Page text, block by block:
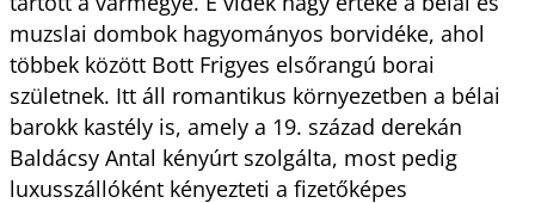
muzslai dombok hagyományos borvidéke, ahol
többek között Bott Frigyes elsőrangú borai
születnek. Itt áll romantikus környezetben a bélai
barokk kastély is, amely a 19. század derekán
Baldácsy Antal kényúrt szolgálta, most pedig
luxusszállóként kényezteti a fizetőképes